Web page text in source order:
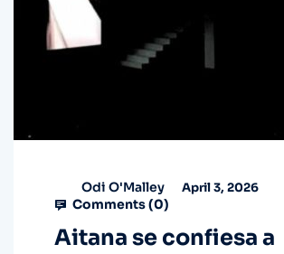
Odi O'Malley April 3, 2026
Comments (0)
Aitana se confiesa a